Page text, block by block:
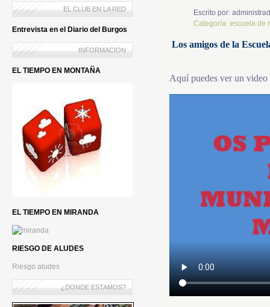
Escrito por:
Categoría: escuela de
Los amigos de la
Aquí puedes ver un video
EL CLUB EN LA RED
Entrevista en el Diario del Burgos
INFORMACION
EL TIEMPO EN MONTAÑA
EL TIEMPO EN MIRANDA
RIESGO DE ALUDES
Riesgo aludes
¿DONDE ESTAMOS?